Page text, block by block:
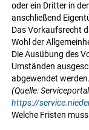
oder ein Dritter in
anschließend
Das Vorkaufsrecht
Wohl der
Die Ausübung des
Umständen
abgewendet werden.
(Quelle:
https://
Welche Fristen